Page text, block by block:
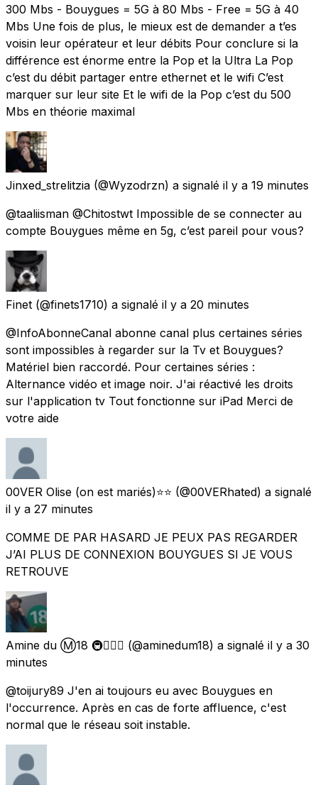
300 Mbs - Bouygues = 5G à 80 Mbs - Free = 5G à 40
Mbs Une fois de plus, le mieux est de demander a t’es
voisin leur opérateur et leur débits Pour conclure si la
différence est énorme entre la Pop et la Ultra La Pop
c’est du débit partager entre ethernet et le wifi C’est
marquer sur leur site Et le wifi de la Pop c’est du 500
Mbs en théorie maximal
Jinxed_strelitzia (@Wyzodrzn) a signalé il y a 19 minutes
@taaliisman @Chitostwt Impossible de se connecter au
compte Bouygues même en 5g, c’est pareil pour vous?
Finet (@finets1710) a signalé il y a 20 minutes
@InfoAbonneCanal abonne canal plus certaines séries
sont impossibles à regarder sur la Tv et Bouygues?
Matériel bien raccordé. Pour certaines séries :
Alternance vidéo et image noir. J'ai réactivé les droits
sur l'application tv Tout fonctionne sur iPad Merci de
votre aide
00VER Olise (on est mariés)⭐️⭐️ (@00VERhated) a signalé
il y a 27 minutes
COMME DE PAR HASARD JE PEUX PAS REGARDER
J’AI PLUS DE CONNEXION BOUYGUES SI JE VOUS
RETROUVE
Amine du Ⓜ️18 🚇🏳️‍🌈🚌 (@aminedum18) a signalé il y a 30
minutes
@toijury89 J'en ai toujours eu avec Bouygues en
l'occurrence. Après en cas de forte affluence, c'est
normal que le réseau soit instable.